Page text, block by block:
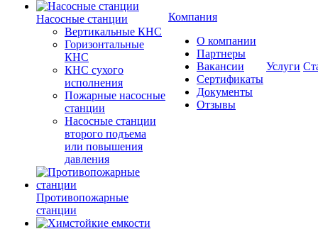
Насосные станции
Вертикальные КНС
Горизонтальные
КНС
КНС сухого
исполнения
Пожарные насосные
станции
Насосные cтанции
второго подъема
или повышения
давления
Противопожарные
станции
Компания
О компании
Партнеры
Вакансии
Сертификаты
Документы
Отзывы
Услуги